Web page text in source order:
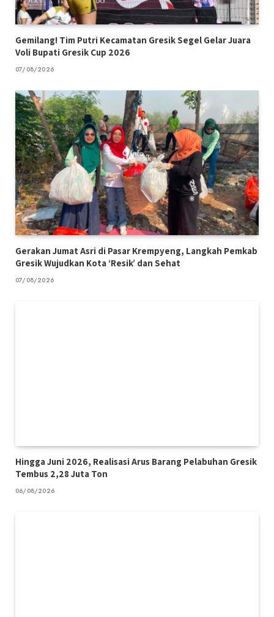
Gemilang! Tim Putri Kecamatan Gresik Segel Gelar Juara
Voli Bupati Gresik Cup 2026
07/08/2026
Gerakan Jumat Asri di Pasar Krempyeng, Langkah Pemkab
Gresik Wujudkan Kota ‘Resik’ dan Sehat
07/08/2026
Hingga Juni 2026, Realisasi Arus Barang Pelabuhan Gresik
Tembus 2,28 Juta Ton
06/08/2026